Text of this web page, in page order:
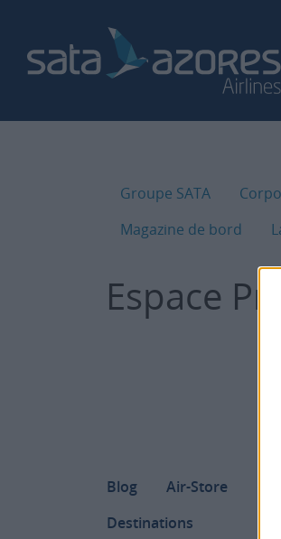
Groupe SATA
Magazine de bord
Espace
Footer
Blog Air-Store
Destinations